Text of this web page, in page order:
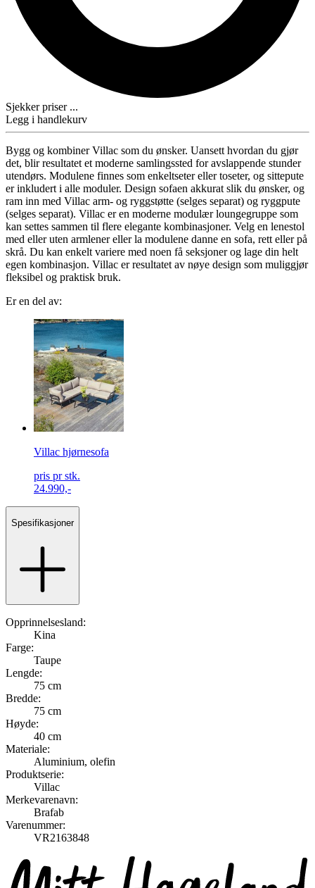
Sjekker priser ...
Legg i handlekurv
Bygg og kombiner Villac som du ønsker. Uansett hvordan du gjør
det, blir resultatet et moderne samlingssted for avslappende stunder
utendørs. Modulene finnes som enkeltseter eller toseter, og sittepute
er inkludert i alle moduler. Design sofaen akkurat slik du ønsker, og
ram inn med Villac arm- og ryggstøtte (selges separat) og ryggpute
(selges separat). Villac er en moderne modulær loungegruppe som
kan settes sammen til flere elegante kombinasjoner. Velg en lenestol
med eller uten armlener eller la modulene danne en sofa, rett eller på
skrå. Du kan enkelt variere med noen få seksjoner og lage din helt
egen kombinasjon. Villac er resultatet av nøye design som muliggjør
fleksibel og praktisk bruk.
Er en del av:
Villac hjørnesofa
pris pr stk.
24.990,-
Spesifikasjoner
Opprinnelsesland:
Kina
Farge:
Taupe
Lengde:
75 cm
Bredde:
75 cm
Høyde:
40 cm
Materiale:
Aluminium, olefin
Produktserie:
Villac
Merkevarenavn:
Brafab
Varenummer:
VR2163848